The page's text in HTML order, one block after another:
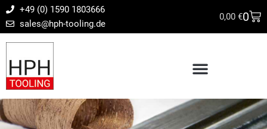
+49 (0) 1590 1803666
sales@hph-tooling.de
0,00 €0